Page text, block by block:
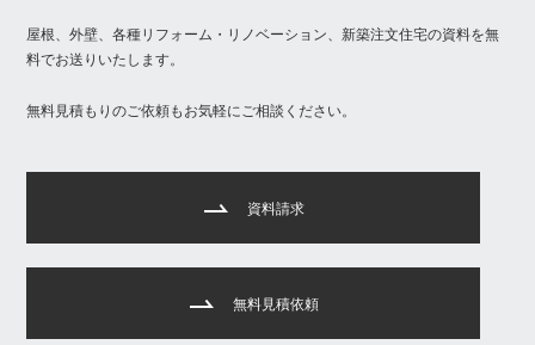
屋根、外壁、各種リフォーム・リノベーション、新築注文住宅の資料を無
料でお送りいたします。
無料見積もりのご依頼もお気軽にご相談ください。
資料請求
無料見積依頼